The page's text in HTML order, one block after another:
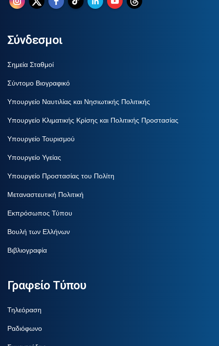
Σύνδεσμοι
Σημεία Σταθμοί
Σύντομο Βιογραφικό
Υπουργείο Ναυτιλίας και Νησιωτικής Πολιτικής
Υπουργείο Κλιματικής Κρίσης και Πολιτικής Προστασίας
Υπουργείο Τουρισμού
Υπουργείο Υγείας
Υπουργείο Προστασίας του Πολίτη
Μεταναστευτική Πολιτική
Εκπρόσωπος Τύπου
Βουλή των Ελλήνων
Βιβλιογραφία
Γραφείο Τύπου
Τηλεόραση
Ραδιόφωνο